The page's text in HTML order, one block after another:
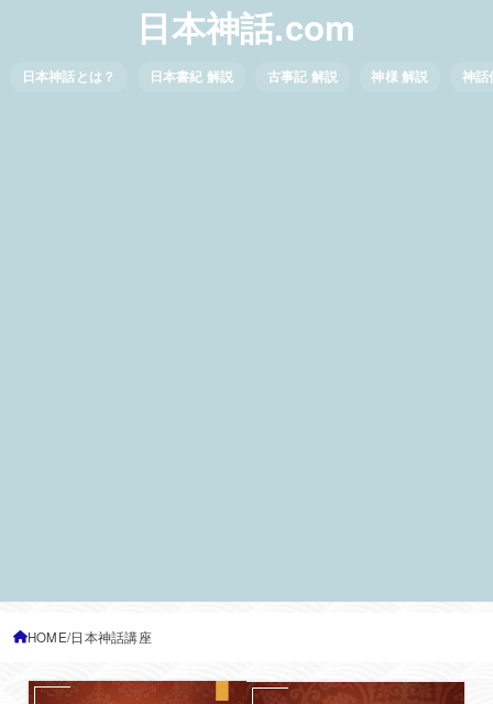
日本神話.com
日本神話とは？ 日本書紀 解説 古事記 解説 神様 解説 神話
HOME 日本神話講座